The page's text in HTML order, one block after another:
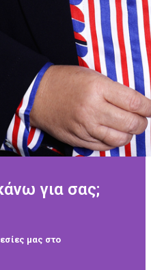
για σας;
μας στο